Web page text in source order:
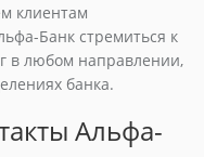
клиентам
Банк стремиться к
в любом направлении,
банка.
Альфа-